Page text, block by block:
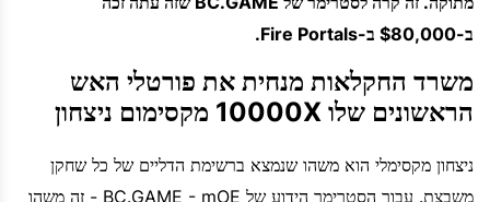
ב-$80,000 ב-Fire Portals.
משרד החקלאות מנחית את פורטלי האש
הראשונים שלו 10000X מקסימום ניצחון
ניצחון מקסימלי הוא משהו שנמצא ברשימת הדליים של כל שחקן
משבצת. עבור הסטרימר הידוע של BC.GAME - mOE - זה משהו